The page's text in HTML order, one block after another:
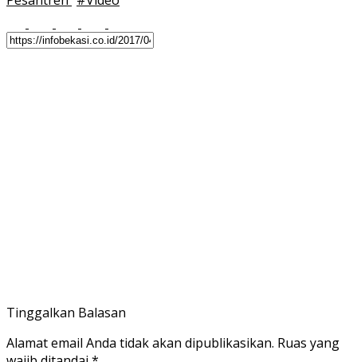
Tinggalkan Balasan
Alamat email Anda tidak akan dipublikasikan. Ruas yang